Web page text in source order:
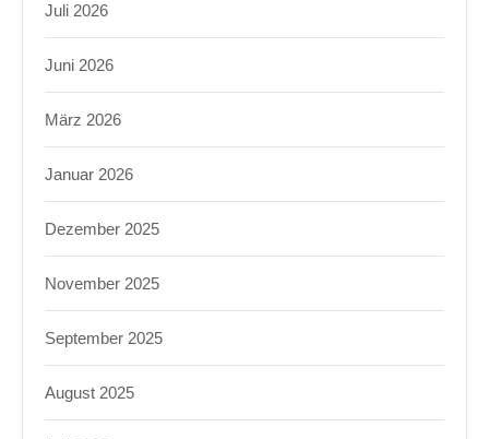
Juli 2026
Juni 2026
März 2026
Januar 2026
Dezember 2025
November 2025
September 2025
August 2025